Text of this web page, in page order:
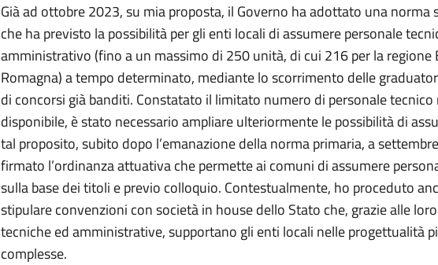
Già ad ottobre 2023, su mia proposta, il Governo ha adottato una norma
che ha previsto la possibilità per gli enti locali di assumere personale
amministrativo (fino a un massimo di 250 unità, di cui 216 per la regione
Romagna) a tempo determinato, mediante lo scorrimento delle
di concorsi già banditi. Constatato il limitato numero di personale tecnico
disponibile, è stato necessario ampliare ulteriormente le possibilità di
tal proposito, subito dopo l’emanazione della norma primaria, a
firmato l’ordinanza attuativa che permette ai comuni di assumere
sulla base dei titoli e previo colloquio. Contestualmente, ho proceduto
stipulare convenzioni con società in house dello Stato che, grazie alle
tecniche ed amministrative, supportano gli enti locali nelle progettualità
complesse.